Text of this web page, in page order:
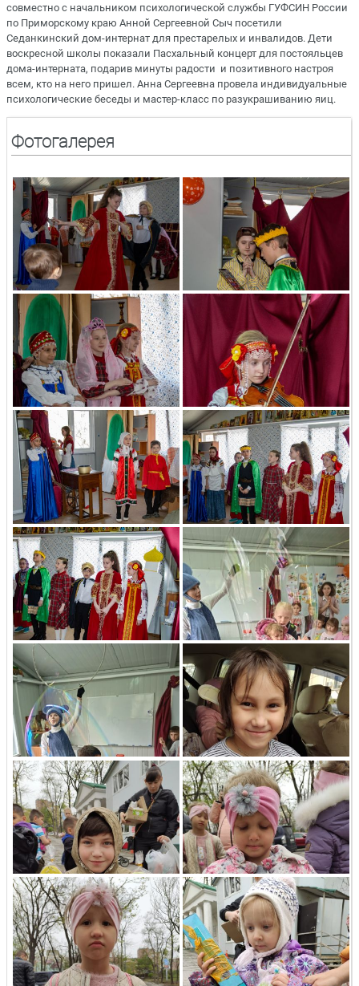
совместно с начальником психологической службы ГУФСИН России
по Приморскому краю Анной Сергеевной Сыч посетили
Седанкинский дом-интернат для престарелых и инвалидов. Дети
воскресной школы показали Пасхальный концерт для постояльцев
дома-интерната, подарив минуты радости и позитивного настроя
всем, кто на него пришел. Анна Сергеевна провела индивидуальные
психологические беседы и мастер-класс по разукрашиванию яиц.
Фотогалерея